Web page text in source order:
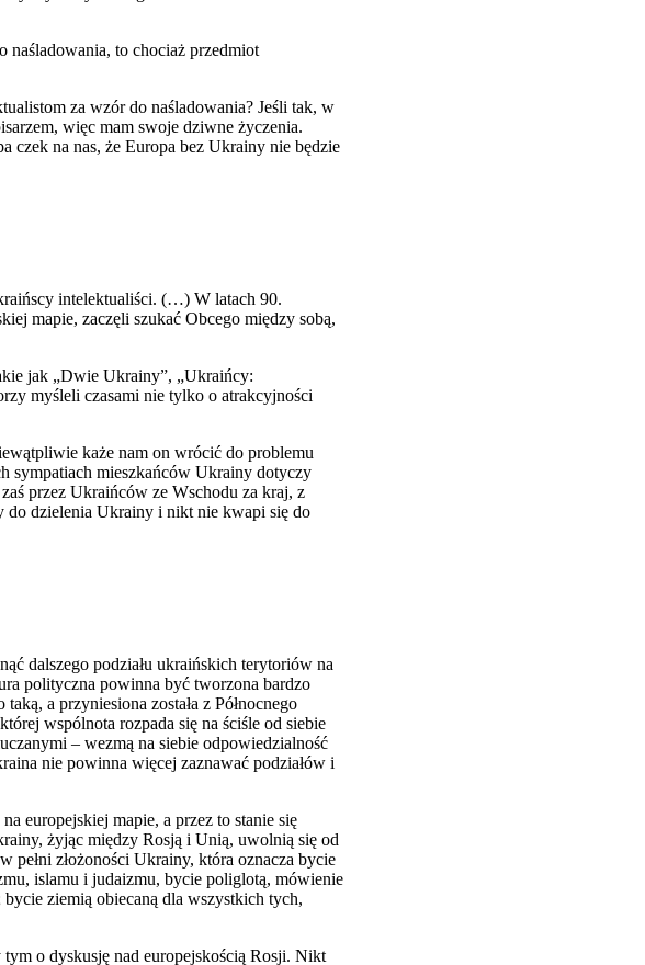
naśladowania, to chociaż przedmiot
za wzór do naśladowania? Jeśli tak, w
więc mam swoje dziwne życzenia.
czek na nas, że Europa bez Ukrainy nie będzie
intelektualiści. (…) W latach 90.
mapie, zaczęli szukać Obcego między sobą,
jak „Dwie Ukrainy”, „Ukraińcy:
myśleli czasami nie tylko o atrakcyjności
każe nam on wrócić do problemu
sympatiach mieszkańców Ukrainy dotyczy
przez Ukraińców ze Wschodu za kraj, z
dzielenia Ukrainy i nikt nie kwapi się do
dalszego podziału ukraińskich terytoriów na
polityczna powinna być tworzona bardzo
a przyniesiona została z Północnego
wspólnota rozpada się na ściśle od siebie
– wezmą na siebie odpowiedzialność
nie powinna więcej zaznawać podziałów i
europejskiej mapie, a przez to stanie się
żyjąc między Rosją i Unią, uwolnią się od
złożoności Ukrainy, która oznacza bycie
islamu i judaizmu, bycie poliglotą, mówienie
ziemią obiecaną dla wszystkich tych,
o dyskusję nad europejskością Rosji. Nikt